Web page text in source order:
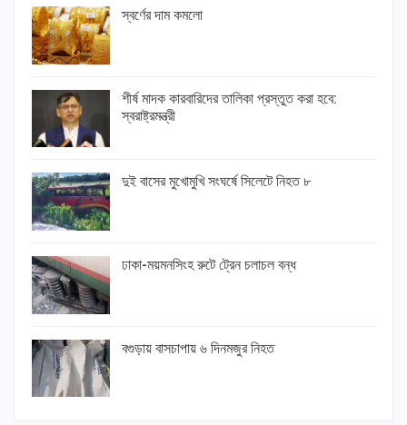
স্বর্ণের দাম কমলো
শীর্ষ মাদক কারবারিদের তালিকা প্রস্তুত করা হবে:
স্বরাষ্ট্রমন্ত্রী
দুই বাসের মুখোমুখি সংঘর্ষে সিলেটে নিহত ৮
ঢাকা-ময়মনসিংহ রুটে ট্রেন চলাচল বন্ধ
বগুড়ায় বাসচাপায় ৬ দিনমজুর নিহত